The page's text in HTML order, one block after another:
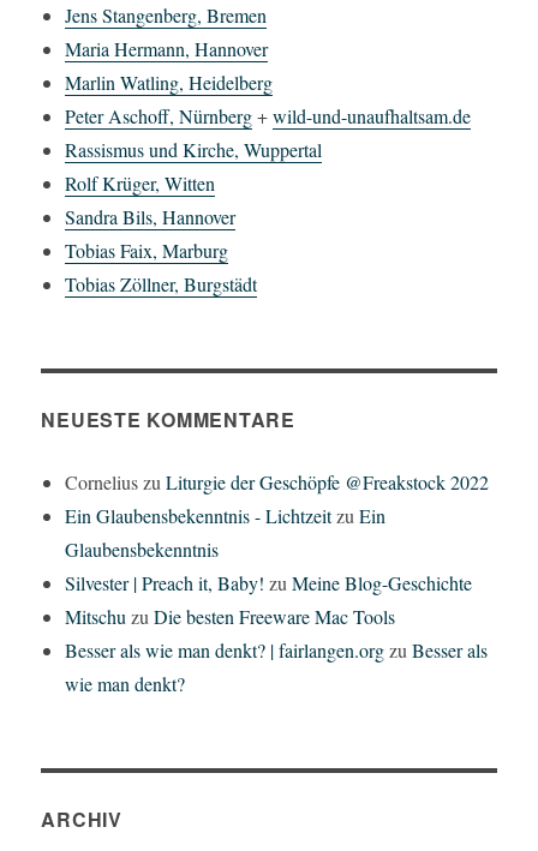
Jens Stangenberg, Bremen
Maria Hermann, Hannover
Marlin Watling, Heidelberg
Peter Aschoff, Nürnberg+wild-und-unaufhaltsam.de
Rassismus und Kirche, Wuppertal
Rolf Krüger, Witten
Sandra Bils, Hannover
Tobias Faix, Marburg
Tobias Zöllner, Burgstädt
NEUESTE KOMMENTARE
CorneliuszuLiturgie der Geschöpfe @Freakstock 2022
Ein Glaubensbekenntnis - LichtzeitzuEin
Glaubensbekenntnis
Silvester | Preach it, Baby! zuMeine Blog-Geschichte
Mitschu zuDie besten Freeware Mac Tools
Besser als wie man denkt? | fairlangen.orgzuBesser als
wie man denkt?
ARCHIV